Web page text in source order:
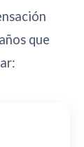
que